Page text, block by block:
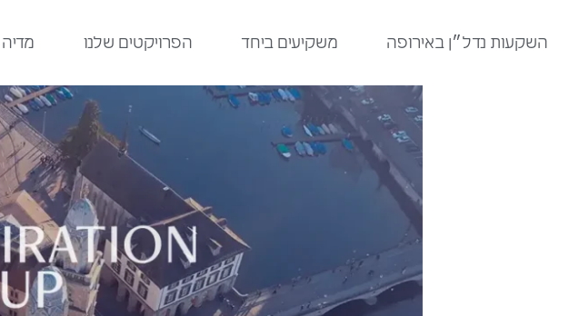
השקעות נדל״ן באירופה משקיעים ביחד הפרויקטים שלנו מדיה